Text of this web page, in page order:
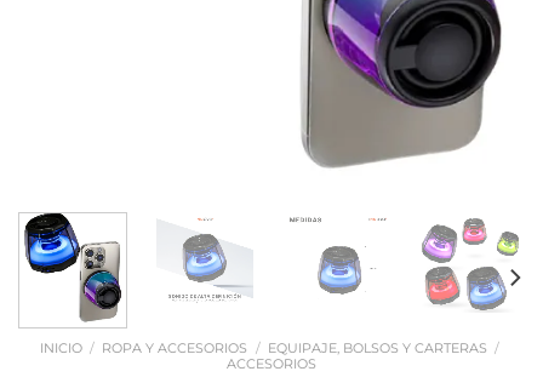
INICIO / ROPA Y ACCESORIOS / EQUIPAJE, BOLSOS Y CARTERAS /
ACCESORIOS